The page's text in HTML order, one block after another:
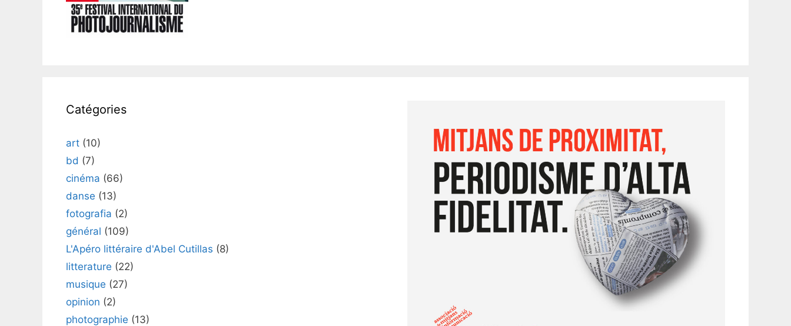
Catégories
art (10)
bd (7)
cinéma (66)
danse (13)
fotografia (2)
général (109)
L'Apéro littéraire d'Abel Cutillas (8)
litterature (22)
musique (27)
opinion (2)
photographie (13)